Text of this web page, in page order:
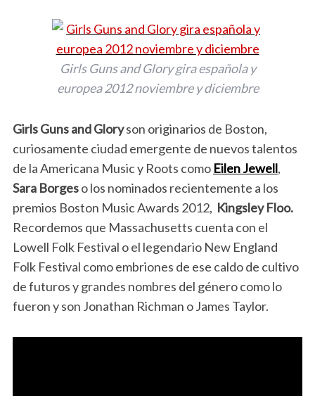
Girls Guns and Glory gira española y
europea 2012 noviembre y diciembre
Girls Guns and Gloryson originarios de Boston,
curiosamente ciudad emergente de nuevos talentos
de la Americana Music y Roots como Eilen Jewell,
Sara Borgeso los nominados recientemente a los
premios Boston Music Awards 2012, Kingsley Floo.
Recordemos que Massachusetts cuenta con el
Lowell Folk Festival o el legendario New England
Folk Festival como embriones de ese caldo de cultivo
de futuros y grandes nombres del género como lo
fueron y son Jonathan Richman o James Taylor.